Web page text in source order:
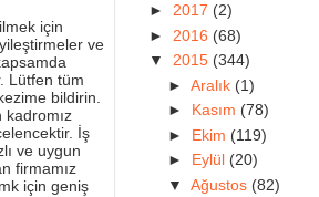
için
ve
Lütfen tüm
bildirin.
kadromız
İş
ve uygun
firmamız
için geniş
► 2017 (2)
► 2016 (68)
▼ 2015 (344)
► Aralık (1)
► Kasım (78)
► Ekim (119)
► Eylül (20)
▼ Ağustos (82)